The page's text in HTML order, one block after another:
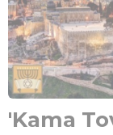
'Kama